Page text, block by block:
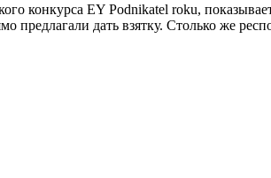
конкурса EY Podnikatel roku,
дать взятку. Столько же